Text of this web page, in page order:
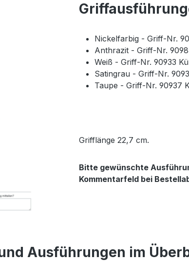
Nickelfarbig - Griff-Nr.
Anthrazit - Griff-Nr.
Weiß - Griff-Nr. 90933
Satingrau - Griff-Nr.
Taupe - Griff-Nr. 90937
Grifflänge 22,7 cm.
Bitte gewünschte
Kommentarfeld bei
Ausführungen im